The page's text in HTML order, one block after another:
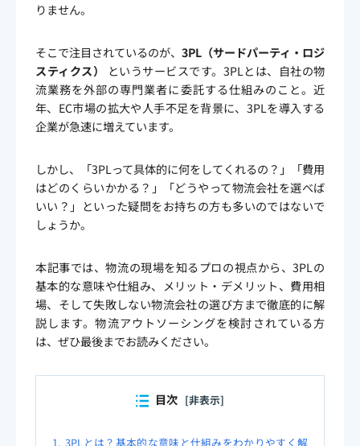
りません。
そこで注目されているのが、 3PL（サードパーティ・ロジ
スティクス）
というサービスです。3PLとは、自社の物
流業務を外部の専門業者に委託する仕組みのこと。近
年、EC市場の拡大や人手不足を背景に、3PLを導入する
企業が急速に増えています。
しかし、「3PLって具体的に何をしてくれるの？」「費用
はどのくらいかかる？」「どうやって物流会社を選べば
いい？」といった疑問をお持ちの方も多いのではないで
しょうか。
本記事では、物流の現場を知るプロの視点から、3PLの
基本的な意味や仕組み、メリット・デメリット、費用相
場、そして失敗しない物流会社の選び方まで徹底的に解
説します。物流アウトソーシングを検討されている方
は、ぜひ最後までお読みください。
目次 [非表示]
1. 3PLとは？基本的な意味と仕組みをわかりやすく解